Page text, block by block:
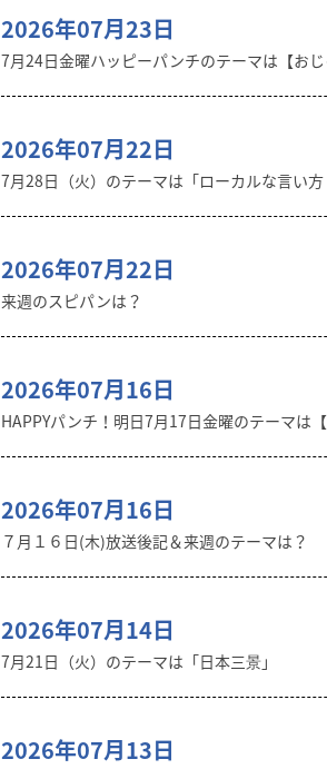
2026年07月23日
7月24日金曜ハッピーパンチのテーマは【お
2026年07月22日
7月28日（火）のテーマは「ローカルな言い方
2026年07月22日
来週のスピパンは？
2026年07月16日
HAPPYパンチ！明日7月17日金曜のテーマは【
2026年07月16日
７月１６日(木)放送後記＆来週のテーマは？
2026年07月14日
7月21日（火）のテーマは「日本三景」
2026年07月13日